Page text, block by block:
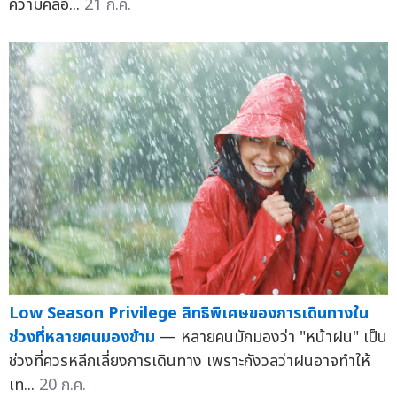
ความคล่อ... 21 ก.ค.
Low Season Privilege สิทธิพิเศษของการเดินทางใน
ช่วงที่หลายคนมองข้าม — หลายคนมักมองว่า "หน้าฝน" เป็น
ช่วงที่ควรหลีกเลี่ยงการเดินทาง เพราะกังวลว่าฝนอาจทำให้
เท... 20 ก.ค.